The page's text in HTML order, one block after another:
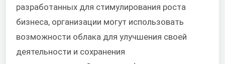
разработанных для стимулирования роста
бизнеса, организации могут использовать
возможности облака для улучшения своей
деятельности и сохранения